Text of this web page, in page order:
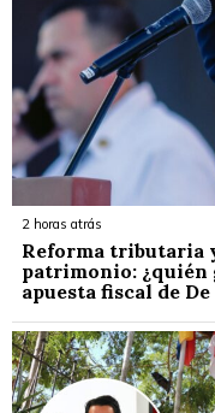
2 horas atrás
Reforma tributaria
patrimonio: ¿quién
apuesta fiscal de